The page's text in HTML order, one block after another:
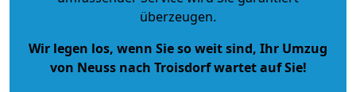
überzeugen.
Wir legen los, wenn Sie so weit sind, Ihr Umzug
von Neuss nach Troisdorf wartet auf Sie!